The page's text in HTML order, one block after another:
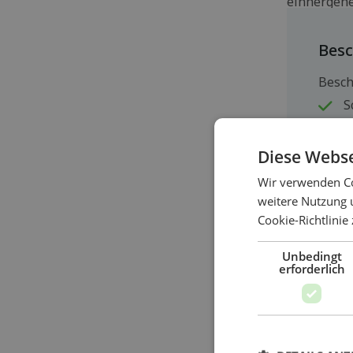
Diese
Wir verwenden
weitere Nutzung
Cookie-Richtlinie
Unbedingt
erforderlich